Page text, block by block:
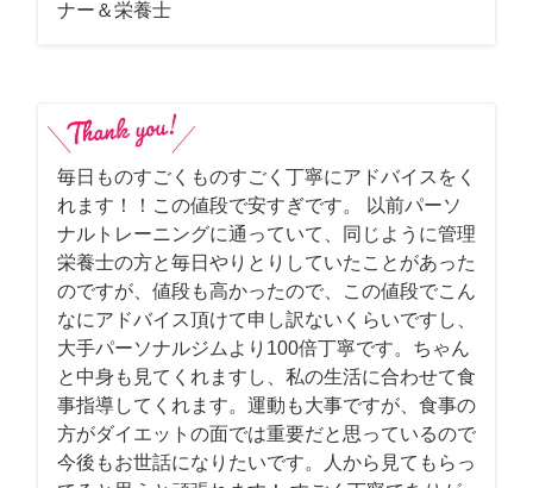
ナー＆栄養士
毎日ものすごくものすごく丁寧にアドバイスをく
れます！！この値段で安すぎです。 以前パーソ
ナルトレーニングに通っていて、同じように管理
栄養士の方と毎日やりとりしていたことがあった
のですが、値段も高かったので、この値段でこん
なにアドバイス頂けて申し訳ないくらいですし、
大手パーソナルジムより100倍丁寧です。ちゃん
と中身も見てくれますし、私の生活に合わせて食
事指導してくれます。運動も大事ですが、食事の
方がダイエットの面では重要だと思っているので
今後もお世話になりたいです。人から見てもらっ